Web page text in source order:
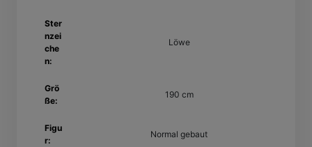
Ster
nzei
che
n:
Löwe
Grö
ße:
190 cm
Figu
r:
Normal gebaut